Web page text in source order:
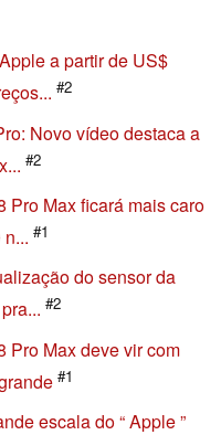
a partir de US$
#2
Novo vídeo destaca a
#2
Pro Max ficará mais caro
#1
do sensor da
#2
Pro Max deve vir com
#1
escala do “ Apple ”